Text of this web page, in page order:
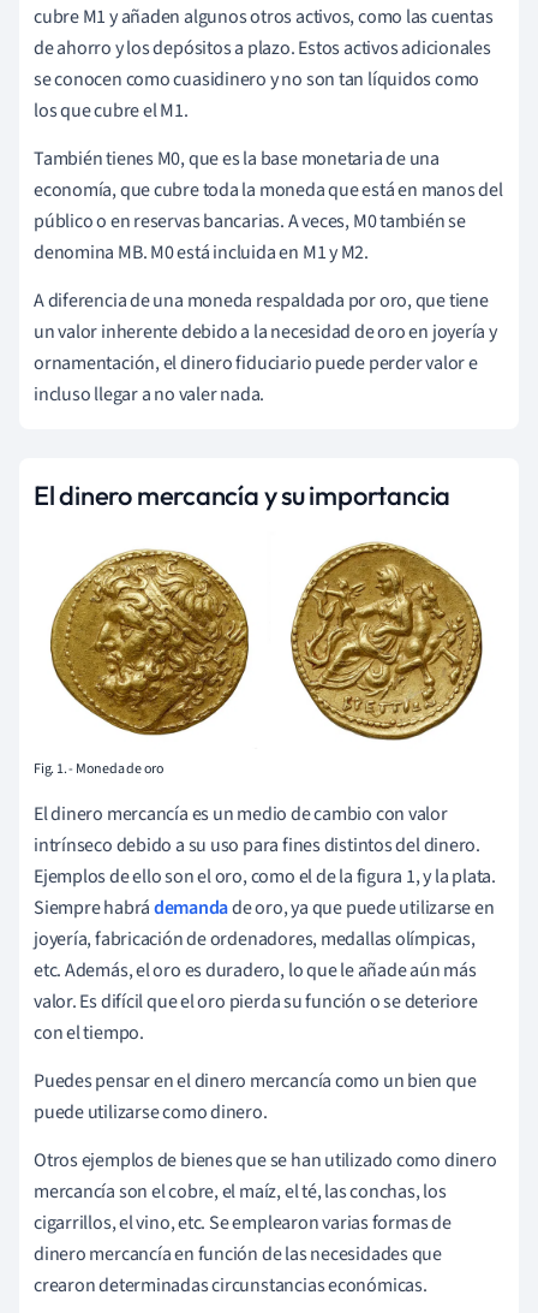
cubre M1 y añaden algunos otros activos, como las cuentas
de ahorro y los depósitos a plazo. Estos activos adicionales
se conocen como cuasidinero y no son tan líquidos como
los que cubre el M1.
También tienes M0, que es la base monetaria de una
economía, que cubre toda la moneda que está en manos del
público o en reservas bancarias. A veces, M0 también se
denomina MB. M0 está incluida en M1 y M2.
A diferencia de una moneda respaldada por oro, que tiene
un valor inherente debido a la necesidad de oro en joyería y
ornamentación, el dinero fiduciario puede perder valor e
incluso llegar a no valer nada.
El dinero mercancía y su importancia
Fig. 1. - Moneda de oro
El dinero mercancía es un medio de cambio con valor
intrínseco debido a su uso para fines distintos del dinero.
Ejemplos de ello son el oro, como el de la figura 1, y la plata.
Siempre habrádemandade oro, ya que puede utilizarse en
joyería, fabricación de ordenadores, medallas olímpicas,
etc. Además, el oro es duradero, lo que le añade aún más
valor. Es difícil que el oro pierda su función o se deteriore
con el tiempo.
Puedes pensar en el dinero mercancía como un bien que
puede utilizarse como dinero.
Otros ejemplos de bienes que se han utilizado como dinero
mercancía son el cobre, el maíz, el té, las conchas, los
cigarrillos, el vino, etc. Se emplearon varias formas de
dinero mercancía en función de las necesidades que
crearon determinadas circunstancias económicas.